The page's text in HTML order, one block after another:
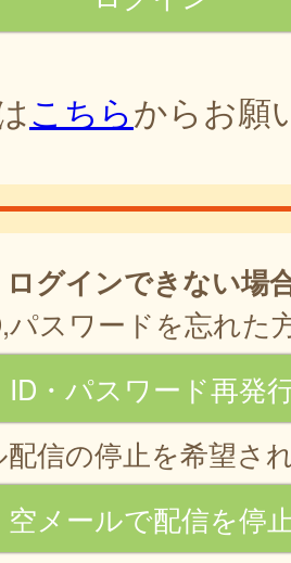
こちらからお願
ログインできない場
パスワードを忘れた
ID・パスワード再発
配信の停止を希望さ
空メールで配信を停